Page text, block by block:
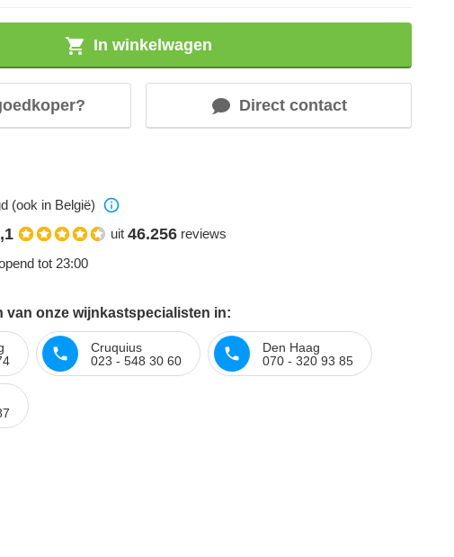
In winkelwagen
Direct contact
(ook in België)
uit 46.256 reviews
tot 23:00
van onze wijnkastspecialisten in:
Cruquius
023 - 548 30 60
Den Haag
070 - 320 93 85